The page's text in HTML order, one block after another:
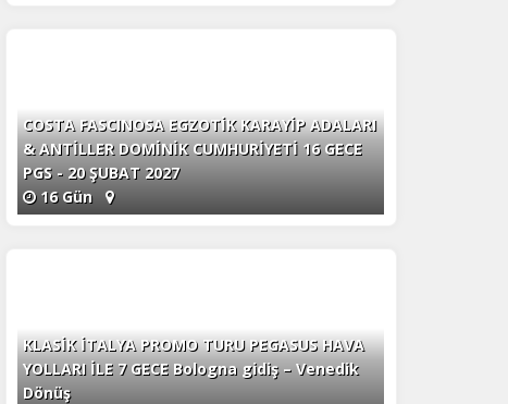
COSTA FASCINOSA EGZOTİK KARAYİP ADALARI
& ANTİLLER DOMİNİK CUMHURİYETİ 16 GECE
PGS - 20 ŞUBAT 2027
16 Gün
KLASİK İTALYA PROMO TURU PEGASUS HAVA
YOLLARI İLE 7 GECE Bologna gidiş – Venedik
Dönüş